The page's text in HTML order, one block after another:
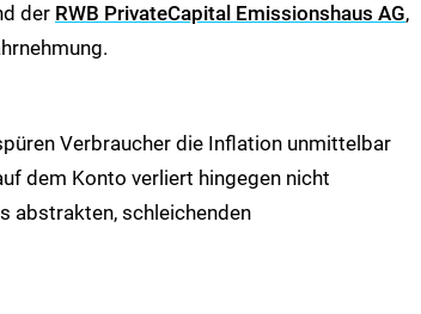
der RWB PrivateCapital Emissionshaus AG,
Verbraucher die Inflation unmittelbar
dem Konto verliert hingegen nicht
abstrakten, schleichenden